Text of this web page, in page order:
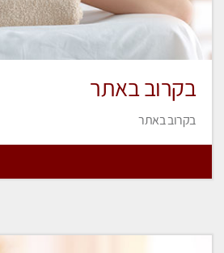
בקרוב באתר
בקרוב באתר